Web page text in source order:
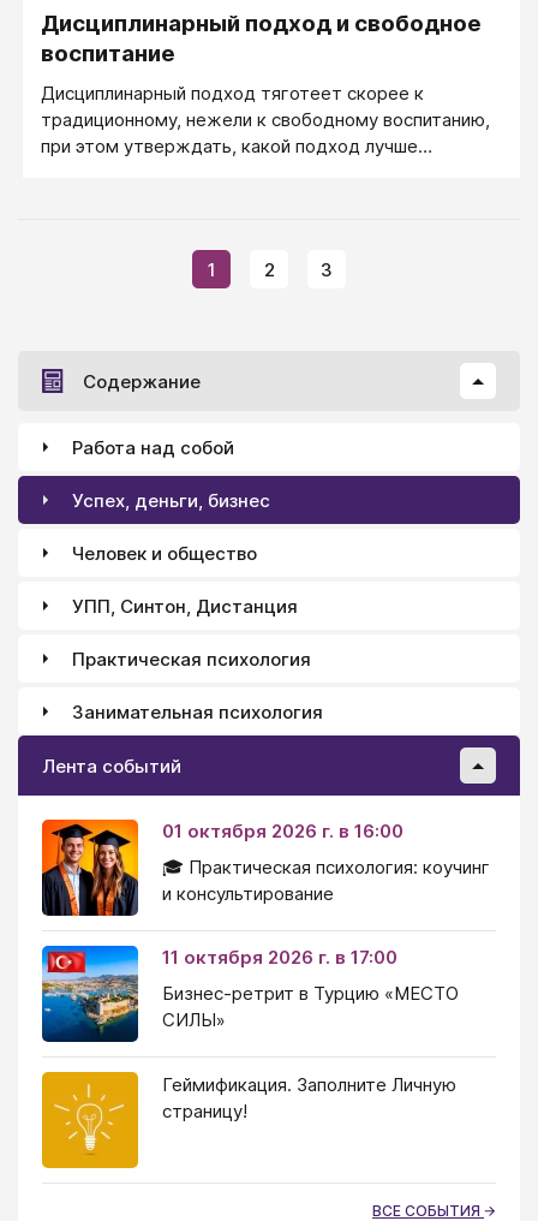
Дисциплинарный подход и свободное
воспитание
Дисциплинарный подход тяготеет скорее к
традиционному, нежели к свободному воспитанию,
при этом утверждать, какой подход лучше
1 2 3
Содержание
Работа над собой
Успех, деньги, бизнес
Человек и общество
УПП, Синтон, Дистанция
Практическая психология
Занимательная психология
Лента событий
01 октября 2026 г. в 16:00
🎓 Практическая психология: коучинг
и консультирование
11 октября 2026 г. в 17:00
Бизнес-ретрит в Турцию «МЕСТО
СИЛЫ»
Геймификация. Заполните Личную
страницу!
ВСЕ СОБЫТИЯ